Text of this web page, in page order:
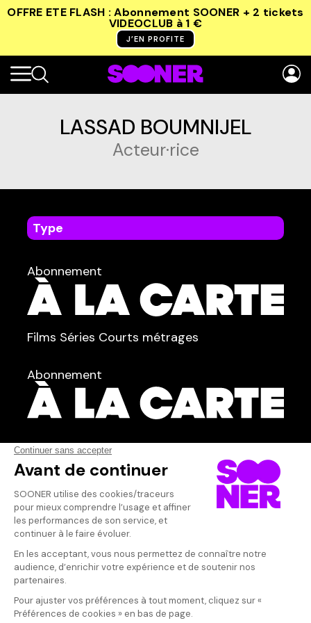
OFFRE ETE FLASH : Abonnement SOONER + 2 tickets
VIDEOCLUB à 1 €
J’EN PROFITE
LASSAD BOUMNIJEL
Acteur·rice
Type
Abonnement
Films Séries Courts métrages
Abonnement
Acteur·rice
Qui sommes-nous ?
Dispo dans l'abonnement